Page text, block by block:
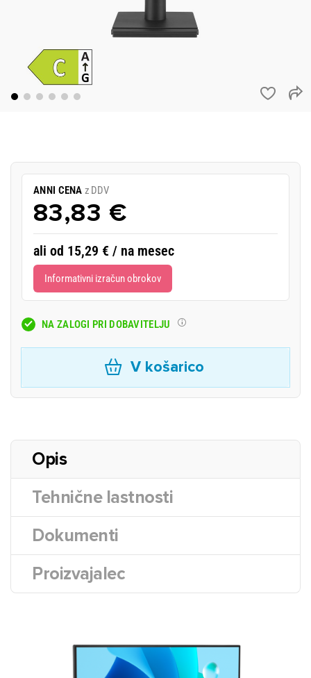
ANNI CENA z DDV
83,83 €
ali od 15,29 € / na mesec
Informativni izračun obrokov
NA ZALOGI PRI DOBAVITELJU
V košarico
Opis
Tehnične lastnosti
Dokumenti
Proizvajalec